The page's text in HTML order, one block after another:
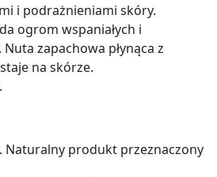
i podrażnieniami skóry.
ogrom wspaniałych i
zapachowa płynąca z
na skórze.
Naturalny produkt przeznaczony